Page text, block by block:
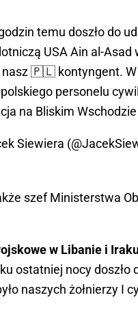
temu doszło do
USA Ain al-
🇵🇱 kontyngent. W
personelu
na Bliskim
Siewiera
szef Ministerstwa
w Libanie i
ostatniej nocy
naszych żołnierzy I